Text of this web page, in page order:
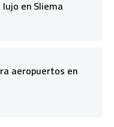
en Sliema
aeropuertos en